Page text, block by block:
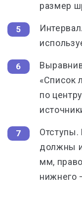
размер
«Список
по
Отступы.
должны
мм,
нижнего